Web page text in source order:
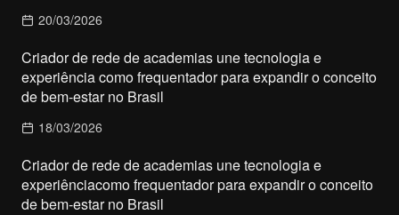
20/03/2026
Criador de rede de academias une tecnologia e
experiência como frequentador para expandir o conceito
de bem-estar no Brasil
18/03/2026
Criador de rede de academias une tecnologia e
experiênciacomo frequentador para expandir o conceito
de bem-estar no Brasil